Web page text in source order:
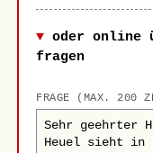
oder online
fragen
FRAGE (MAX. 200